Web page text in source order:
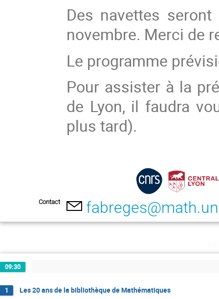
Des navettes
novembre. Merci de
Le programme
Pour assister à la
de Lyon, il faudra
plus tard).
Contact
09:30
1 Les 20 ans de la bibliothèque de Mathématiques